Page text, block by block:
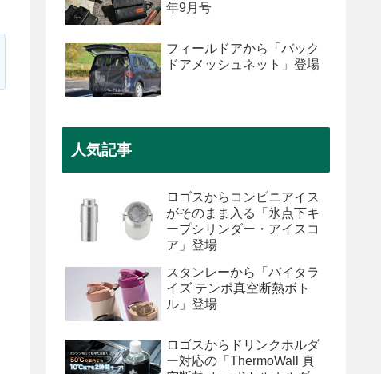
年9月号
フィールドアから「バック
ドアメッシュネット」登場
人気記事
ロゴスからコンビニアイス
がそのまま入る「氷点下キ
ープシリンダー・アイスコ
ア」登場
スタンレーから「バイタラ
イズ テンポ真空断熱ボト
ル」登場
ロゴスからドリンクホルダ
ー対応の「ThermoWall 真